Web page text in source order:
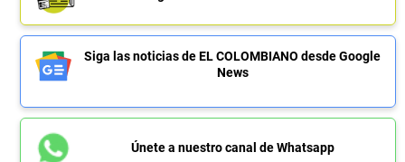
Siga las noticias de EL COLOMBIANO desde Google
News
Únete a nuestro canal de Whatsapp